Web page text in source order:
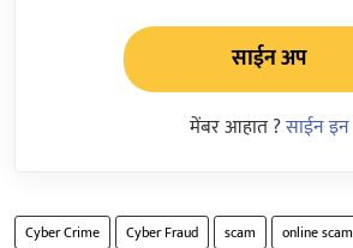
साईन अप
मेंबर आहात ?साईन इन
Cyber Crime Cyber Fraud scam online scam